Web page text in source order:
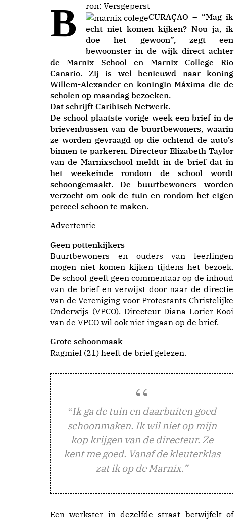
Bron: Versgeperst
CURAÇAO – “Mag ik
echt niet komen kijken? Nou ja, ik
doe het gewoon”, zegt een
bewoonster in de wijk direct achter
de Marnix School en Marnix College Rio
Canario. Zij is wel benieuwd naar koning
Willem-Alexander en koningin Máxima die de
scholen op maandag bezoeken.
Dat schrijft Caribisch Netwerk.
De school plaatste vorige week een brief in de
brievenbussen van de buurtbewoners, waarin
ze worden gevraagd op die ochtend de auto’s
binnen te parkeren. Directeur Elizabeth Taylor
van de Marnixschool meldt in de brief dat in
het weekeinde rondom de school wordt
schoongemaakt. De buurtbewoners worden
verzocht om ook de tuin en rondom het eigen
perceel schoon te maken.
Advertentie
Geen pottenkijkers
Buurtbewoners en ouders van leerlingen
mogen niet komen kijken tijdens het bezoek.
De school geeft geen commentaar op de inhoud
van de brief en verwijst door naar de directie
van de Vereniging voor Protestants Christelijke
Onderwijs (VPCO). Directeur Diana Lorier-Kooi
van de VPCO wil ook niet ingaan op de brief.
Grote schoonmaak
Ragmiel (21) heeft de briefgelezen.
“Ik ga de tuin en daarbuiten goed
schoonmaken. Ik wil niet op mijn
kop krijgen van de directeur. Ze
kent me goed. Vanaf de kleuterklas
zat ik op de Marnix.”
Een werkster in dezelfde straat betwijfelt of